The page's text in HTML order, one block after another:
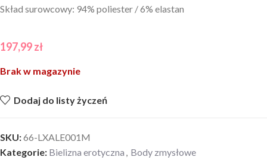
Skład surowcowy: 94% poliester / 6% elastan
197,99zł
Brak w magazynie
Dodaj do listy życzeń
SKU:66-LXALE001M
Kategorie: Bielizna erotyczna , Body zmysłowe